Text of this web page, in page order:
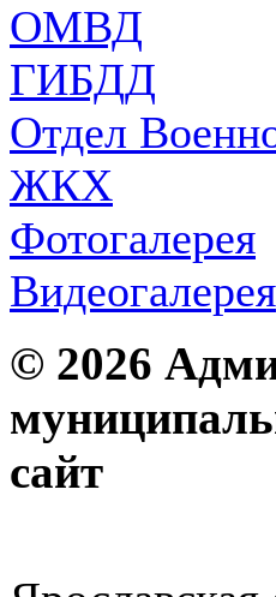
ОМВД
ГИБДД
Отдел
ЖКХ
Фотогалерея
Видеогалерея
© 2026